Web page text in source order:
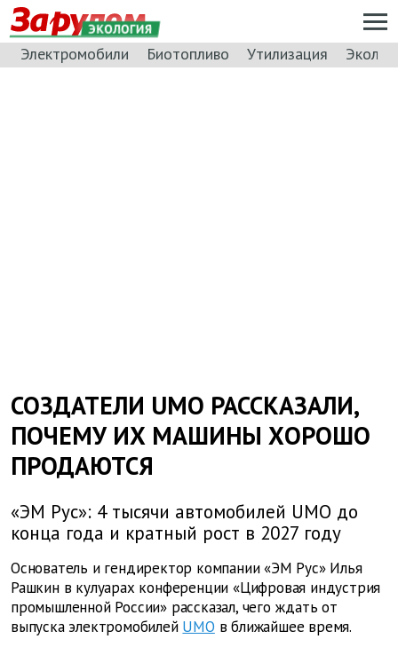
ЭКОЛОГИЯ
Электромобили Биотопливо Утилизация
СОЗДАТЕЛИ UMO РАССКАЗАЛИ,
ПОЧЕМУ ИХ МАШИНЫ ХОРОШО
ПРОДАЮТСЯ
«ЭМ Рус»: 4 тысячи автомобилей UMO до
конца года и кратный рост в 2027 году
Основатель и гендиректор компании «ЭМ Рус» Илья
Рашкин в кулуарах конференции «Цифровая индустрия
промышленной России» рассказал, чего ждать от
выпуска электромобилей UMO в ближайшее время.